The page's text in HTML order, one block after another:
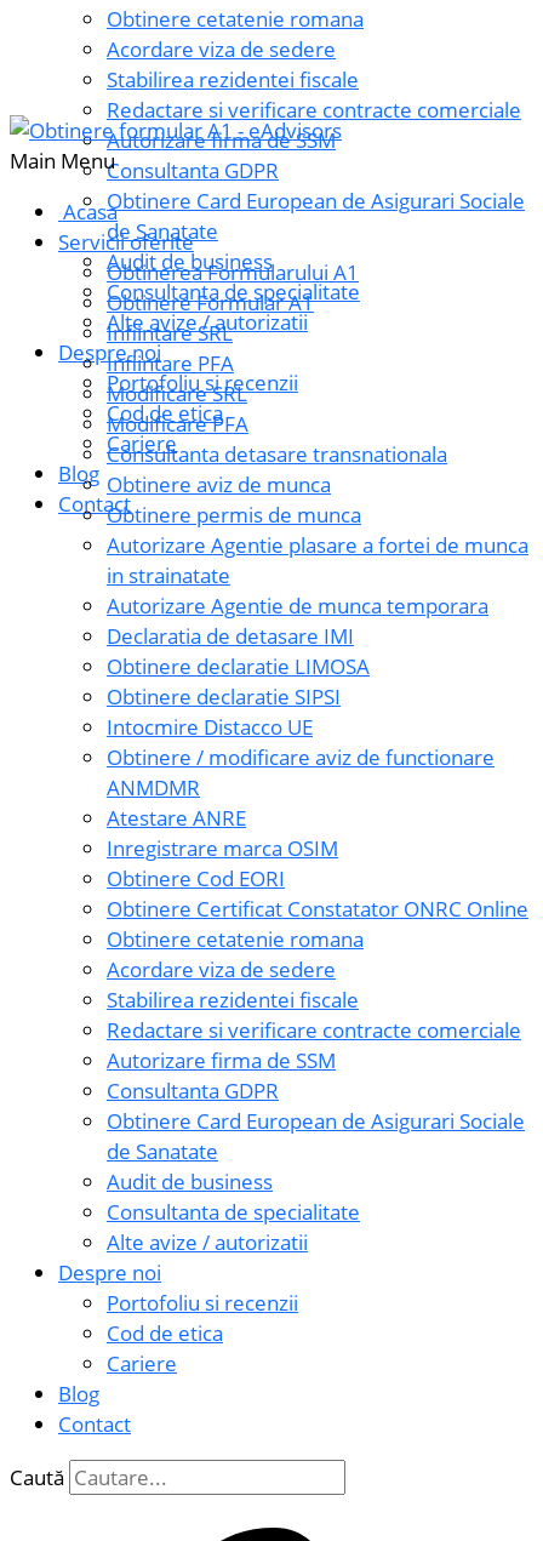
Obtinere cetatenie romana
Acordare viza de sedere
Stabilirea rezidentei fiscale
Redactare si verificare contracte comerciale
Autorizare firma de SSM
Consultanta GDPR
Obtinere Card European de Asigurari Sociale
de Sanatate
Audit de business
Consultanta de specialitate
Alte avize / autorizatii
Despre noi
Portofoliu si recenzii
Cod de etica
Cariere
Blog
Contact
Main Menu
Acasa
Servicii oferite
Obtinerea Formularului A1
Obtinere Formular A1
Infiintare SRL
Infiintare PFA
Modificare SRL
Modificare PFA
Consultanta detasare transnationala
Obtinere aviz de munca
Obtinere permis de munca
Autorizare Agentie plasare a fortei de munca
in strainatate
Autorizare Agentie de munca temporara
Declaratia de detasare IMI
Obtinere declaratie LIMOSA
Obtinere declaratie SIPSI
Intocmire Distacco UE
Obtinere / modificare aviz de functionare
ANMDMR
Atestare ANRE
Inregistrare marca OSIM
Obtinere Cod EORI
Obtinere Certificat Constatator ONRC Online
Obtinere cetatenie romana
Acordare viza de sedere
Stabilirea rezidentei fiscale
Redactare si verificare contracte comerciale
Autorizare firma de SSM
Consultanta GDPR
Obtinere Card European de Asigurari Sociale
de Sanatate
Audit de business
Consultanta de specialitate
Alte avize / autorizatii
Despre noi
Portofoliu si recenzii
Cod de etica
Cariere
Blog
Contact
Caută